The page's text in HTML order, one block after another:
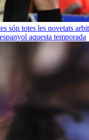
són totes les novetats
aquesta temporada